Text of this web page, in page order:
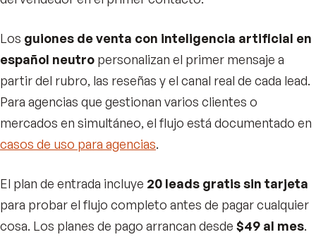
Los guiones de venta con inteligencia artificial en
español neutro personalizan el primer mensaje a
partir del rubro, las reseñas y el canal real de cada lead.
Para agencias que gestionan varios clientes o
mercados en simultáneo, el flujo está documentado en
casos de uso para agencias.
El plan de entrada incluye 20 leads gratis sin tarjeta
para probar el flujo completo antes de pagar cualquier
cosa. Los planes de pago arrancan desde $49 al mes.